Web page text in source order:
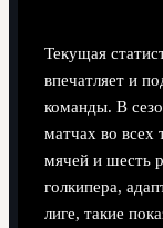
Текущая
впечатляет и
команды. В
матчах во всех
мячей и шесть
голкипера,
лиге, такие